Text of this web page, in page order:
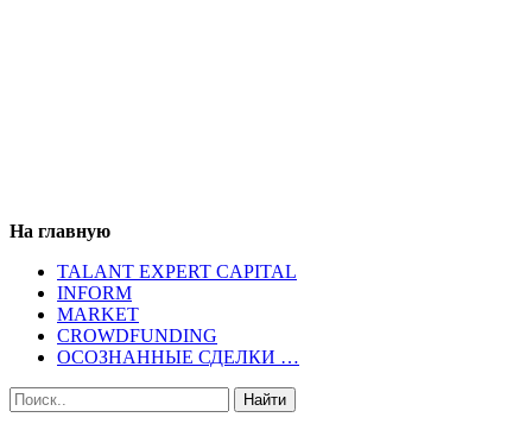
На главную
TALANT EXPERT CAPITAL
INFORM
MARKET
CROWDFUNDING
ОСОЗНАННЫЕ СДЕЛКИ …